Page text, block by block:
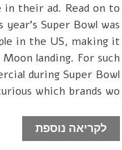
in their ad. Read on to
Super Bowl was
in the US, making it
landing. For such
during Super Bowl
which brands wo ...
לקריאה נוספת